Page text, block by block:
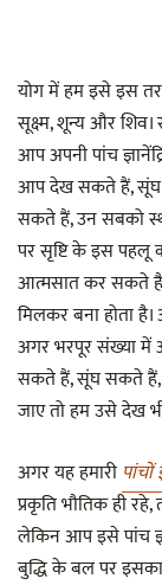
योग में हम इसे इस
सूक्ष्म, शून्य और
आप अपनी पांच
आप देख सकते हैं, सूंघ
सकते हैं, उन सबको
पर सृष्टि के इस
आत्मसात कर सकते
मिलकर बना होता
अगर भरपूर संख्या में
सकते हैं, सूंघ सकते हैं,
जाए तो हम उसे देख
अगर यह हमारी
प्रकृति भौतिक ही
लेकिन आप इसे पांच
बुद्धि के बल पर